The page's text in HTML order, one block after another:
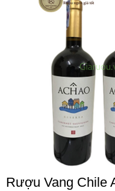
VANG TÂY BAN NHA
RƯỢU VANG MỸ
RƯỢU VANG NGỌT
RƯỢU VANG BỊCH
RƯỢU VANG ÚC
Rượu Vang Chile